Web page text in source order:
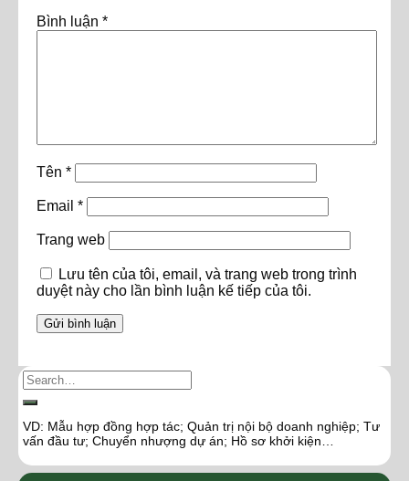
Bình luận *
Tên *
Email *
Trang web
Lưu tên của tôi, email, và trang web trong trình
duyệt này cho lần bình luận kế tiếp của tôi.
VD: Mẫu hợp đồng hợp tác; Quản trị nội bộ doanh nghiệp; Tư
vấn đầu tư; Chuyển nhượng dự án; Hồ sơ khởi kiện…